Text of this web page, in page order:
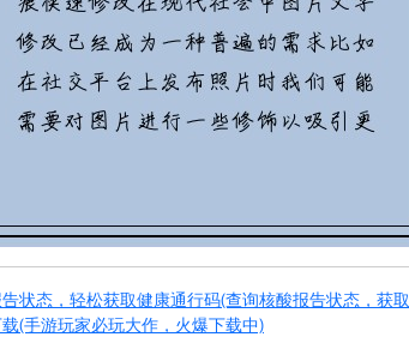
状态，轻松获取健康通行码(查询核酸报告状态，
(手游玩家必玩大作，火爆下载中)